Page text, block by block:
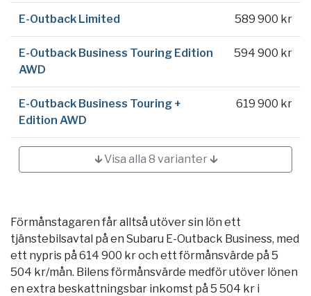
E-Outback Limited 589 900 kr
E-Outback Business Touring Edition
AWD
594 900 kr
E-Outback Business Touring +
Edition AWD
619 900 kr
🡳 Visa alla 8 varianter 🡳
Förmånstagaren får alltså utöver sin lön ett
tjänstebilsavtal på en Subaru E-Outback Business, med
ett nypris på 614 900 kr och ett förmånsvärde på 5
504 kr/mån. Bilens förmånsvärde medför utöver lönen
en extra beskattningsbar inkomst på 5 504 kr i